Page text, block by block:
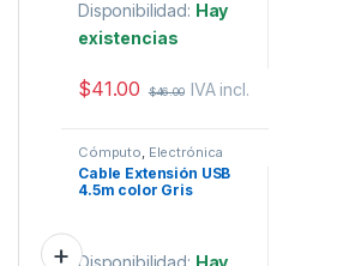
Disponibilidad: Hay
existencias
$41.00 $46.00 IVA incl.
Cómputo Electrónica
Cable Extensión USB
4.5m color Gris